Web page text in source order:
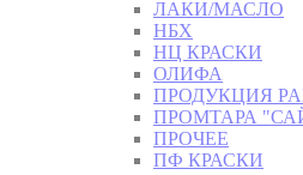
ЛАКИ/МАСЛО
НБХ
НЦ КРАСКИ
ОЛИФА
ПРОДУКЦИЯ
ПРОМТАРА
ПРОЧЕЕ
ПФ КРАСКИ